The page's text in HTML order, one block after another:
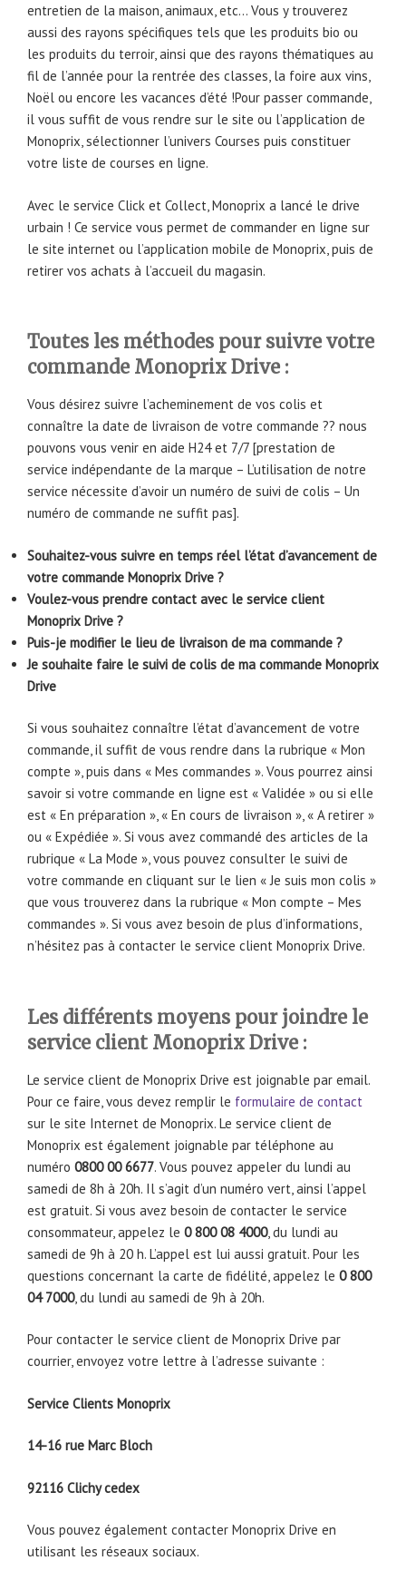
entretien de la maison, animaux, etc… Vous y trouverez
aussi des rayons spécifiques tels que les produits bio ou
les produits du terroir, ainsi que des rayons thématiques au
fil de l’année pour la rentrée des classes, la foire aux vins,
Noël ou encore les vacances d’été !Pour passer commande,
il vous suffit de vous rendre sur le site ou l’application de
Monoprix, sélectionner l’univers Courses puis constituer
votre liste de courses en ligne.
Avec le service Click et Collect, Monoprix a lancé le drive
urbain ! Ce service vous permet de commander en ligne sur
le site internet ou l’application mobile de Monoprix, puis de
retirer vos achats à l’accueil du magasin.
Toutes les méthodes pour suivre votre
commande Monoprix Drive :
Vous désirez suivre l’acheminement de vos colis et
connaître la date de livraison de votre commande ?? nous
pouvons vous venir en aide H24 et 7/7 [prestation de
service indépendante de la marque – L’utilisation de notre
service nécessite d’avoir un numéro de suivi de colis – Un
numéro de commande ne suffit pas].
Souhaitez-vous suivre en temps réel l’état d’avancement de
votre commande Monoprix Drive ?
Voulez-vous prendre contact avec le service client
Monoprix Drive ?
Puis-je modifier le lieu de livraison de ma commande ?
Je souhaite faire le suivi de colis de ma commande Monoprix
Drive
Si vous souhaitez connaître l’état d’avancement de votre
commande, il suffit de vous rendre dans la rubrique « Mon
compte », puis dans « Mes commandes ». Vous pourrez ainsi
savoir si votre commande en ligne est « Validée » ou si elle
est « En préparation », « En cours de livraison », « A retirer »
ou « Expédiée ». Si vous avez commandé des articles de la
rubrique « La Mode », vous pouvez consulter le suivi de
votre commande en cliquant sur le lien « Je suis mon colis »
que vous trouverez dans la rubrique « Mon compte – Mes
commandes ». Si vous avez besoin de plus d’informations,
n’hésitez pas à contacter le service client Monoprix Drive.
Les différents moyens pour joindre le
service client Monoprix Drive :
Le service client de Monoprix Drive est joignable par email.
Pour ce faire, vous devez remplir le formulaire de contact
sur le site Internet de Monoprix. Le service client de
Monoprix est également joignable par téléphone au
numéro 0800 00 6677. Vous pouvez appeler du lundi au
samedi de 8h à 20h. Il s’agit d’un numéro vert, ainsi l’appel
est gratuit. Si vous avez besoin de contacter le service
consommateur, appelez le 0 800 08 4000, du lundi au
samedi de 9h à 20 h. L’appel est lui aussi gratuit. Pour les
questions concernant la carte de fidélité, appelez le 0 800
04 7000, du lundi au samedi de 9h à 20h.
Pour contacter le service client de Monoprix Drive par
courrier, envoyez votre lettre à l’adresse suivante :
Service Clients Monoprix
14-16 rue Marc Bloch
92116 Clichy cedex
Vous pouvez également contacter Monoprix Drive en
utilisant les réseaux sociaux.